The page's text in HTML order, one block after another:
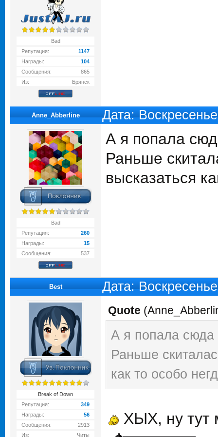
Bad
Репутация:
1147
Награды:
104
Сообщения:
865
Из:
Брянск
Anne_Abberline Дата:
Bad
Репутация:
260
Награды:
15
Сообщения:
537
А я попала
Раньше
высказаться
Best Дата:
Break of Down
Репутация:
349
Награды:
56
Сообщения:
2913
Из:
Читы
Quote (
А я попала сюда
Раньше
как то особо
ХЫХ, ну тут